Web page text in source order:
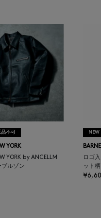
NEWYORK
不可
YORK
YORK by ANCELLM
ルゾン
NEW
ロゴ
ット柄